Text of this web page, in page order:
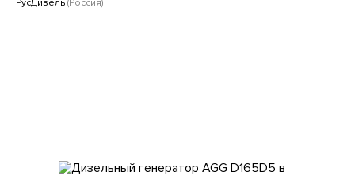
РусДизель (Россия)